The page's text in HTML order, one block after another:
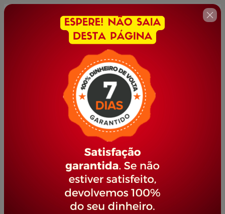
🇺🇸 Change country
CUIDADOR DE IDOSOS
Author: PORTAL JOVEM EMPREENDEDOR